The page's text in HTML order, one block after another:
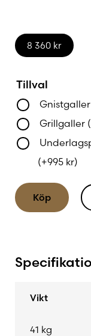
8 360 kr
Terrazza XL en
kaminen en
skyddande
väder och kan
Jøtul Terrazza
som vill ha en
utekamin med
kvällar
Tillval
Gnistgaller
Grillgaller
(+995 kr)
Köp
Vikt
41 kg